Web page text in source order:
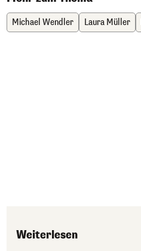
Michael Wendler Laura Müller
Weiterlesen